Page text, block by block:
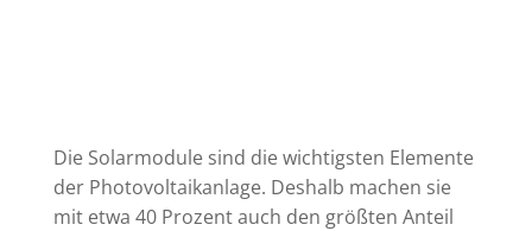
Die Solarmodule sind die wichtigsten Elemente
der Photovoltaikanlage. Deshalb machen sie
mit etwa 40 Prozent auch den größten Anteil